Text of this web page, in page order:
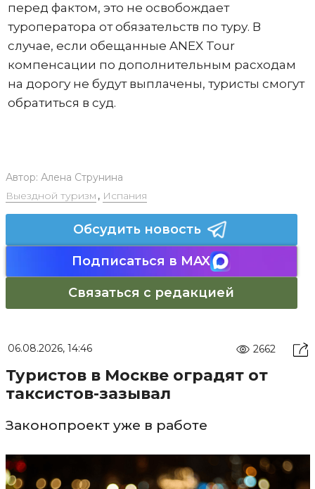
перед фактом, это не освобождает
туроператора от обязательств по туру. В
случае, если обещанные ANEX Tour
компенсации по дополнительным расходам
на дорогу не будут выплачены, туристы смогут
обратиться в суд.
Автор: Алена Струнина
Выездной туризм , Испания
Обсудить новость
Подписаться в MAX
Связаться с редакцией
06.08.2026, 14:46 2662
Туристов в Москве оградят от
таксистов-зазывал
Законопроект уже в работе